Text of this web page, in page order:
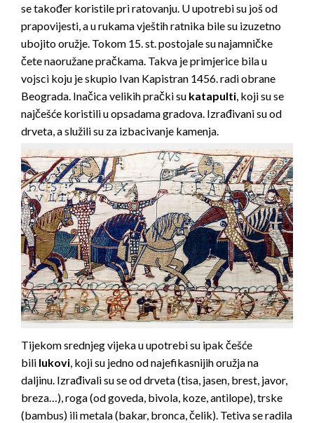
se također koristile pri ratovanju. U upotrebi su još od
prapovijesti, a u rukama vještih ratnika bile su izuzetno
ubojito oružje. Tokom 15. st. postojale su najamničke
čete naoružane pračkama. Takva je primjerice bila u
vojsci koju je skupio Ivan Kapistran 1456. radi obrane
Beograda. Inačica velikih prački su katapulti , koji su se
najčešće koristili u opsadama gradova. Izrađivani su od
drveta, a služili su za izbacivanje kamenja.
Tijekom srednjeg vijeka u upotrebi su ipak češće
bili lukovi, koji su jedno od najefikasnijih oružja na
daljinu. Izrađivali su se od drveta (tisa, jasen, brest, javor,
breza…), roga (od goveda, bivola, koze, antilope), trske
(bambus) ili metala (bakar, bronca, čelik). Tetiva se radila